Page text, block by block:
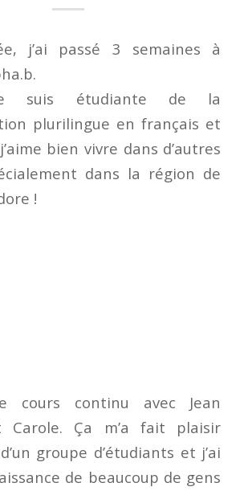
j’ai passé 3 semaines à
suis étudiante de la
plurilingue en français et
bien vivre dans d’autres
dans la région de
!
cours continu avec Jean
Carole. Ça m’a fait plaisir
groupe d’étudiants et j’ai
de beaucoup de gens